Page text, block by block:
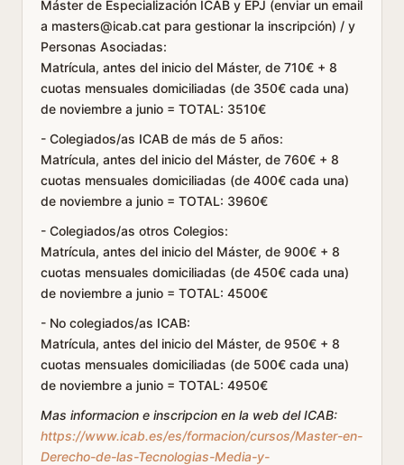
Máster de Especialización ICAB y EPJ (enviar un email
a masters@icab.cat para gestionar la inscripción) / y
Personas Asociadas:
Matrícula, antes del inicio del Máster, de 710€ + 8
cuotas mensuales domiciliadas (de 350€ cada una)
de noviembre a junio = TOTAL: 3510€
- Colegiados/as ICAB de más de 5 años:
Matrícula, antes del inicio del Máster, de 760€ + 8
cuotas mensuales domiciliadas (de 400€ cada una)
de noviembre a junio = TOTAL: 3960€
- Colegiados/as otros Colegios:
Matrícula, antes del inicio del Máster, de 900€ + 8
cuotas mensuales domiciliadas (de 450€ cada una)
de noviembre a junio = TOTAL: 4500€
- No colegiados/as ICAB:
Matrícula, antes del inicio del Máster, de 950€ + 8
cuotas mensuales domiciliadas (de 500€ cada una)
de noviembre a junio = TOTAL: 4950€
Mas informacion e inscripcion en la web del ICAB:
https://www.icab.es/es/formacion/cursos/Master-en-
Derecho-de-las-Tecnologias-Media-y-